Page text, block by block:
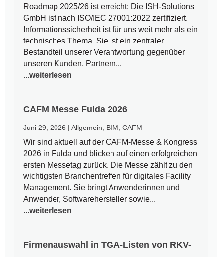
Roadmap 2025/26 ist erreicht: Die ISH-Solutions
GmbH ist nach ISO/IEC 27001:2022 zertifiziert.
Informationssicherheit ist für uns weit mehr als ein
technisches Thema. Sie ist ein zentraler
Bestandteil unserer Verantwortung gegenüber
unseren Kunden, Partnern...
...weiterlesen
CAFM Messe Fulda 2026
Juni 29, 2026 |Allgemein BIM ,CAFM
Wir sind aktuell auf der CAFM-Messe & Kongress
2026 in Fulda und blicken auf einen erfolgreichen
ersten Messetag zurück. Die Messe zählt zu den
wichtigsten Branchentreffen für digitales Facility
Management. Sie bringt Anwenderinnen und
Anwender, Softwarehersteller sowie...
...weiterlesen
Firmenauswahl in TGA-Listen von RKV-